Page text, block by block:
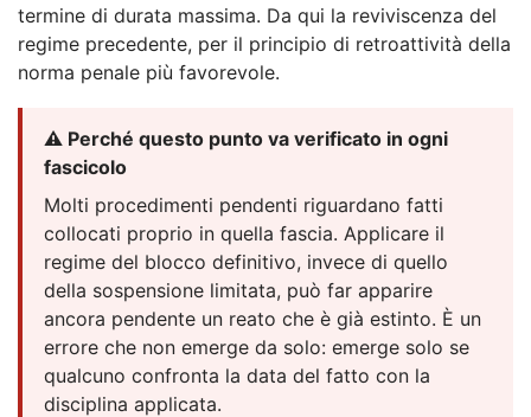
termine di durata massima. Da qui la reviviscenza del
regime precedente, per il principio di retroattività della
norma penale più favorevole.
⚠️ Perché questo punto va verificato in ogni
fascicolo
Molti procedimenti pendenti riguardano fatti
collocati proprio in quella fascia. Applicare il
regime del blocco definitivo, invece di quello
della sospensione limitata, può far apparire
ancora pendente un reato che è già estinto. È un
errore che non emerge da solo: emerge solo se
qualcuno confronta la data del fatto con la
disciplina applicata.